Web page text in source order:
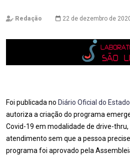
Redação 22 de dezembro de
Foi publicada no Diário Oficial do
autoriza a criação do programa
Covid-19 em modalidade de drive-
atendimento sem que a pessoa
programa foi aprovado pela